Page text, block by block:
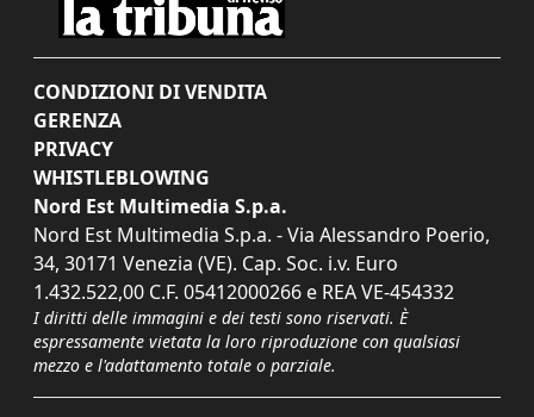
CONDIZIONI DI VENDITA
GERENZA
PRIVACY
WHISTLEBLOWING
Nord Est Multimedia S.p.a.
Nord Est Multimedia S.p.a. - Via Alessandro Poerio,
34, 30171 Venezia (VE). Cap. Soc. i.v. Euro
1.432.522,00 C.F. 05412000266 e REA VE-454332
I diritti delle immagini e dei testi sono riservati. È
espressamente vietata la loro riproduzione con qualsiasi
mezzo e l'adattamento totale o parziale.